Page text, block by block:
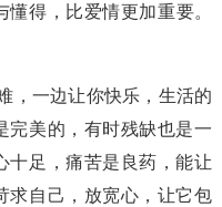
懂得，比爱情更加重要。
，一边让你快乐，生活的
完美的，有时残缺也是一
十足，痛苦是良药，能让
求自己，放宽心，让它包